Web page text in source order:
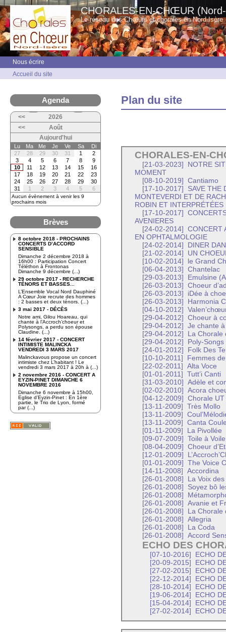
CHORALES-EN-CHŒUR
Le réseau des Chœurs et chorales en Nord-Isère
Nous écrire
Accueil du site
Plan du site
CHORALES-EN-
[21-03-2023]
NOTRE
MOMENT
[08-10-2019]
Cantiamo
[17-10-2017]
SAVE THE
MONTEVERDI ET DE
ROBIN ET
[17-10-2017]
AVENIERES
[24-02-2014]
CONCERT
EN OPHTALMOLOGIE
[24-02-2014]
DINER
[21-02-2014]
UN
[10-02-2014]
le Grand
[06-04-2013]
Chantelac
[29-03-2013]
Emulsine
[26-03-2013]
Choeur
[26-03-2013]
iDée à
[26-03-2013]
Harmonia
[04-10-2012]
[29-04-2012]
Choeur à
[29-04-2012]
Je chante
[29-04-2012]
La Chorale
[29-04-2012]
Poly-Songs
[24-01-2012]
Folk Des
[10-10-2011]
Femmes
[22-02-2011]
Alta Voce
[01-01-2011]
Tutt’i Canti
[31-03-2010]
Adèle et
[02-02-2010]
Acora
[04-12-2009]
Chorale UT
[13-11-2009]
Très Mollo
[13-11-2009]
[13-11-2009]
Canta
[01-11-2009]
La Pivollée
[09-07-2009]
Toile à Voile
[08-04-2009]
Choeur
[12-01-2009]
[01-01-2009]
The Voice
[14-11-2008]
Accordina
[26-01-2008]
La Voix
[26-01-2008]
Soyez bô
[26-01-2008]
[26-01-2008]
Avanie et
[26-01-2008]
La Chorale
[26-01-2008]
Allegria
[26-01-2008]
La Coda
[26-01-2008]
Accord
ECHO DES
[07-10-2016]
ECHO
[20-09-2015]
ECHO
[27-02-2015]
ECHO
[22-12-2014]
ECHO
[28-10-2014]
ECHO
[19-06-2014]
ECHO
[15-04-2014]
ECHO
[27-02-2014]
ECHO
Agenda
<<
2026
<<
Août
Aujourd'hui
Lu Ma Me Je Ve Sa
Di
27
28 29 30 31 1
2
3
4 5 6 7 8
9
10
11 12 13 14 15
16
17
18 19 20 21 22
23
24
25 26 27 28 29
30
31
1 2 3 4 5 6
Aucun évènement à venir les 9
prochains mois
Brèves
8 octobre 2018 - PROCHAINS
CONCERTS D’ACCORD
SENSIBLE
Dimanche 2 décembre 2018 à
16h00 : Participation Concert
Téléthon à Frontonas
Dimanche 9 décembre (...)
29 octobre 2017 - RECHERCHE
TÉNORS ET BASSES...
L’Ensemble Vocal Nord Dauphiné
A Cœur Joie recrute des hommes
: 2 basses et deux ténors. (...)
3 mai 2017 - DÉCÈS
Notre ami, Gilou Hoareau, qui
chante à l’Accroch’choeur et
Polysongs, a perdu son épouse
Claudine. (...)
14 février 2017 - CONCERT
INTIMISTE MALINCKA
VENDREDI 3 MARS 2017
Malinckavous propose un concert
intimiste chez L’habitant ! Le
vendredi 3 mars 2017 à 20h à (...)
2 novembre 2016 - CONCERT A
EYZIN-PINET DIMANCHE 6
NOVEMBRE 2016
Dimanche 6 novembre à 15h00,
Eglise d’Eyzin-Pinet : En 1ère
partie, le Trio de Lyon, formé
par (...)